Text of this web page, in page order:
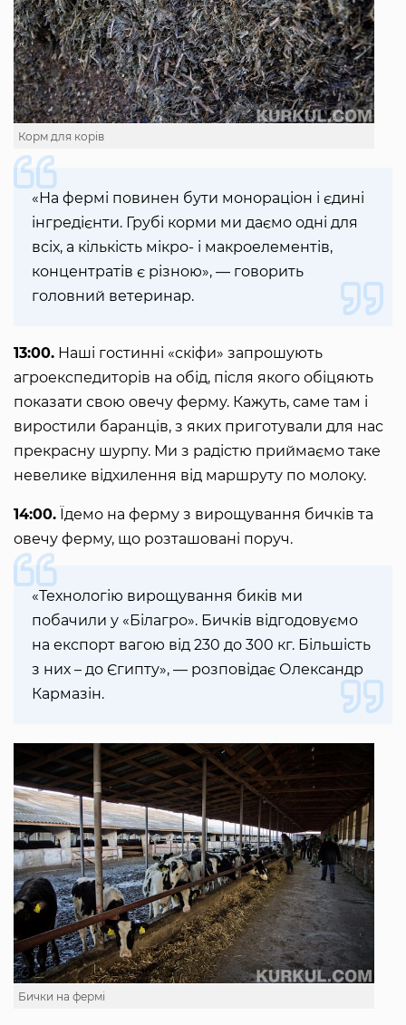
Корм для корів
«На фермі повинен бути монораціон і єдині
інгредієнти. Грубі корми ми даємо одні для
всіх, а кількість мікро- і макроелементів,
концентратів є різною», — говорить
головний ветеринар.
13:00. Наші гостинні «скіфи» запрошують
агроекспедиторів на обід, після якого обіцяють
показати свою овечу ферму. Кажуть, саме там і
виростили баранців, з яких приготували для нас
прекрасну шурпу. Ми з радістю приймаємо таке
невелике відхилення від маршруту по молоку.
14:00. Їдемо на ферму з вирощування бичків та
овечу ферму, що розташовані поруч.
«Технологію вирощування биків ми
побачили у «Білагро». Бичків відгодовуємо
на експорт вагою від 230 до 300 кг. Більшість
з них – до Єгипту», — розповідає Олександр
Кармазін.
Бички на фермі